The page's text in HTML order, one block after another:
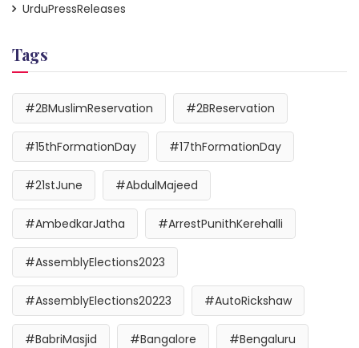
UrduPressReleases
Tags
#2BMuslimReservation #2BReservation
#15thFormationDay #17thFormationDay
#21stJune #AbdulMajeed
#AmbedkarJatha #ArrestPunithKerehalli
#AssemblyElections2023
#AssemblyElections20223 #AutoRickshaw
#BabriMasjid #Bangalore #Bengaluru